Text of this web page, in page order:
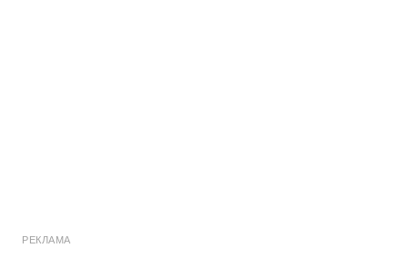
РЕКЛАМА